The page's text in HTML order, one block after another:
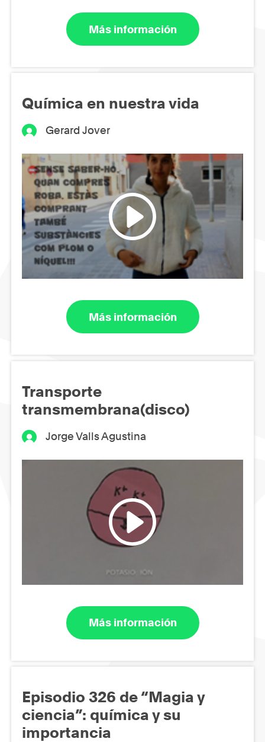
Más información
Química en nuestra vida
Gerard Jover
Más información
Transporte
transmembrana(disco)
Jorge Valls Agustina
Más información
Episodio 326 de “Magia y
ciencia”: química y su
importancia